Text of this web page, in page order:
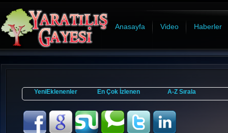
Anasayfa Video Haberler
YeniEklenenler En Çok İzlenen A-Z Sırala